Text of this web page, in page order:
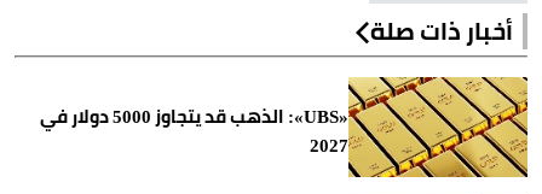
أخبار ذات صلة
«UBS»: الذهب قد يتجاوز 5000 دولار في
2027